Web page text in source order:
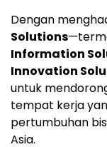
Dengan
Solutions
Information
Innovation
untuk
tempat kerja
pertumbuhan
Asia.